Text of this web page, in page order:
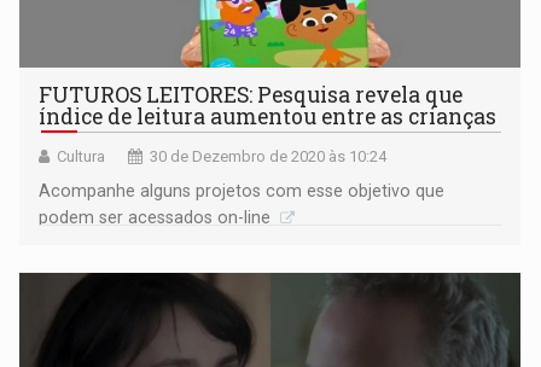
FUTUROS LEITORES: Pesquisa revela que
índice de leitura aumentou entre as crianças
Cultura 30 de Dezembro de 2020 às 10:24
Acompanhe alguns projetos com esse objetivo que
podem ser acessados on-line